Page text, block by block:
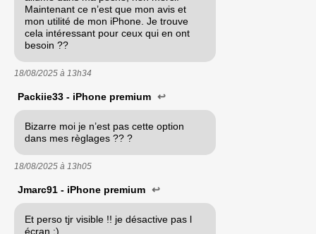
Maintenant ce n’est que mon avis et
mon utilité de mon iPhone. Je trouve
cela intéressant pour ceux qui en ont
besoin ??
18/08/2025 à 13h34
Packiie33 - iPhone premium ↩
Bizarre moi je n’est pas cette option
dans mes règlages ?? ?
18/08/2025 à 13h05
Jmarc91 - iPhone premium ↩
Et perso tjr visible !! je désactive pas l
écran ;)